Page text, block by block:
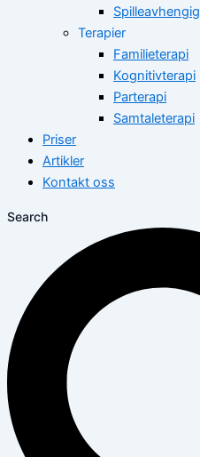
Terapier
Familieterapi
Kognitivterapi
Parterapi
Samtaleterapi
Priser
Artikler
Kontakt oss
Search